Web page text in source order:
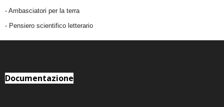
- Ambasciatori per la terra
- Pensiero scientifico letterario
Documentazione